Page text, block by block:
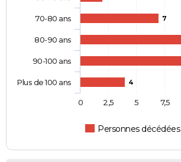
7
4
Personnes décédées
70-80 ans
80-90 ans
90-100 ans
Plus de 100 ans
0 2,5 5 7,5